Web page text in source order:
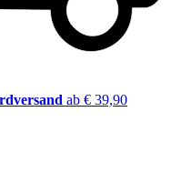
ab € 39,90